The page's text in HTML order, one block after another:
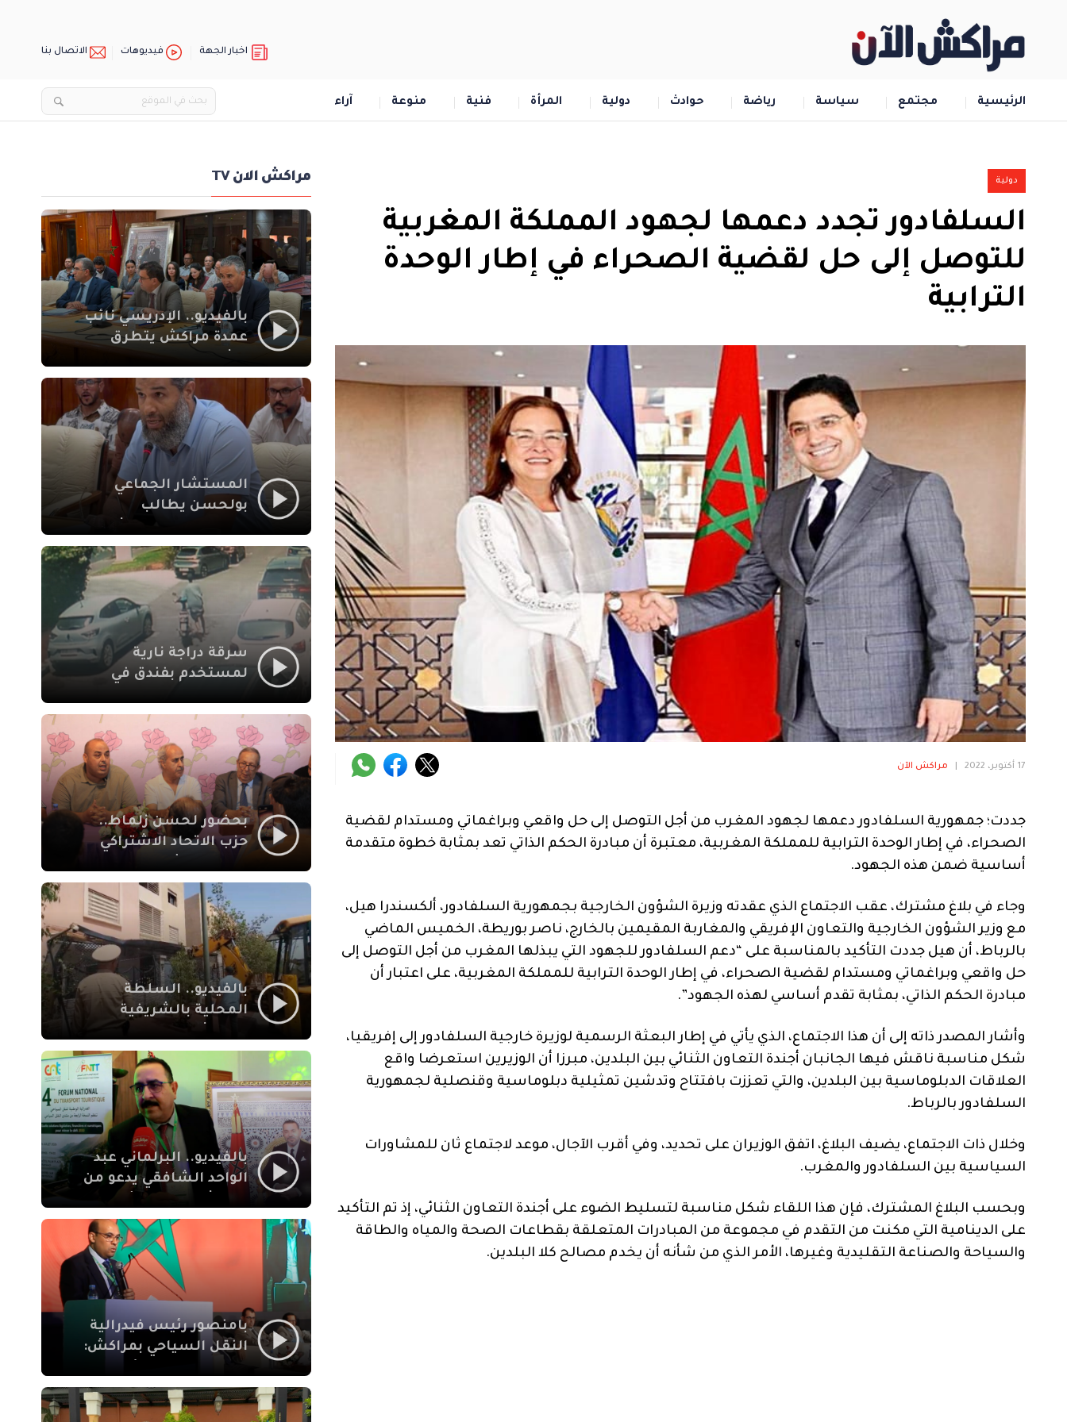
اخبار الجهة فيديوهات الاتصال بنا
الرئيسية مجتمع سياسة رياضة حوادث دولية المرأة فنية منوعة آراء
دولية
السلفادور تجدد دعمها لجهود المملكة المغربية
للتوصل إلى حل لقضية الصحراء في إطار الوحدة
الترابية
17 أكتوبر، 2022 مراكش الآن
جددت؛ جمهورية السلفادور دعمها لجهود المغرب من أجل التوصل إلى حل واقعي وبراغماتي ومستدام لقضية
الصحراء، في إطار الوحدة الترابية للمملكة المغربية، معتبرة أن مبادرة الحكم الذاتي تعد بمثابة خطوة متقدمة
أساسية ضمن هذه الجهود.
وجاء في بلاغ مشترك، عقب الاجتماع الذي عقدته وزيرة الشؤون الخارجية بجمهورية السلفادور، ألكسندرا هيل،
مع وزير الشؤون الخارجية والتعاون الإفريقي والمغاربة المقيمين بالخارج، ناصر بوريطة، الخميس الماضي
بالرباط، أن هيل جددت التأكيد بالمناسبة على “دعم السلفادور للجهود التي يبذلها المغرب من أجل التوصل إلى
حل واقعي وبراغماتي ومستدام لقضية الصحراء، في إطار الوحدة الترابية للمملكة المغربية، على اعتبار أن
مبادرة الحكم الذاتي، بمثابة تقدم أساسي لهذه الجهود”.
وأشار المصدر ذاته إلى أن هذا الاجتماع، الذي يأتي في إطار البعثة الرسمية لوزيرة خارجية السلفادور إلى إفريقيا،
شكل مناسبة ناقش فيها الجانبان أجندة التعاون الثنائي بين البلدين، مبرزا أن الوزيرين استعرضا واقع
العلاقات الدبلوماسية بين البلدين، والتي تعززت بافتتاح وتدشين تمثيلية دبلوماسية وقنصلية لجمهورية
السلفادور بالرباط.
وخلال ذات الاجتماع، يضيف البلاغ، اتفق الوزيران على تحديد، وفي أقرب الآجال، موعد لاجتماع ثان للمشاورات
السياسية بين السلفادور والمغرب.
وبحسب البلاغ المشترك، فإن هذا اللقاء شكل مناسبة لتسليط الضوء على أجندة التعاون الثنائي، إذ تم التأكيد
على الدينامية التي مكنت من التقدم في مجموعة من المبادرات المتعلقة بقطاعات الصحة والمياه والطاقة
والسياحة والصناعة التقليدية وغيرها، الأمر الذي من شأنه أن يخدم مصالح كلا البلدين.
مراكش الان TV
بالفيديو.. الإدريسي نائب
عمدة مراكش يتطرق
الاجتماعي في نقل
المحطة الطرقية إلى
العزوزية
المستشار الجماعي
بولحسن يطالب
أشغال شارع علال
الفاسي بمراكش
سرقة دراجة نارية
لمستخدم بفندق في
بمراكش
بحضور لحسن زلماط..
حزب الاتحاد الاشتراكي
مقراً بمقاطعة سيدي
يوسف بن علي مراكش
بالفيديو.. السلطة
المحلية بالشريفية
بنايات غير قانونية بإقامة
الإيمان
بالفيديو.. البرلماني عبد
الواحد الشافقي يدعو من
النقل السياحي لمواكبة
بامنصور رئيس فيدرالية
النقل السياحي بمراكش:
والاصلاح التشريعي
ركيزتان أساسيتان لكسب